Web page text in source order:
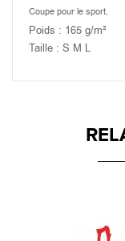
Coupe pour le sport.
Poids : 165 g/m²
Taille : S M L